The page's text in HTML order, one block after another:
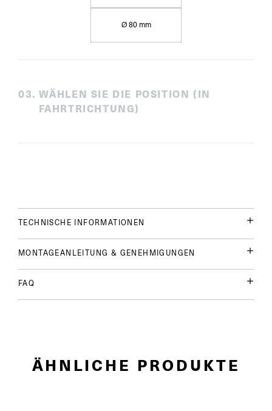
Ø 80 mm
03. WÄHLEN SIE DIE POSITION (IN
FAHRTRICHTUNG)
TECHNISCHE INFORMATIONEN
MONTAGEANLEITUNG & GENEHMIGUNGEN
FAQ
ÄHNLICHE PRODUKTE